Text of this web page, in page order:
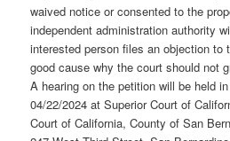
waived notice or consented to the
independent administration authority
interested person files an objection to
good cause why the court should not
A hearing on the petition will be held
04/22/2024 at Superior Court of
Court of California, County of San